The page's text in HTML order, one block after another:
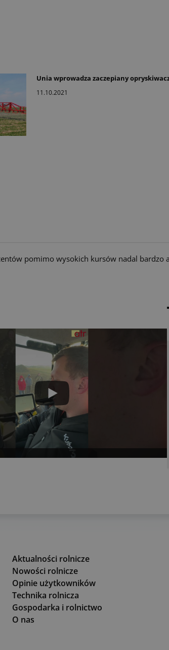
Unia wprowadza zaczepiany
11.10.2021
pomimo wysokich kursów nadal bardzo
Aktualności rolnicze
Nowości rolnicze
Opinie użytkowników
Technika rolnicza
Gospodarka i rolnictwo
O nas